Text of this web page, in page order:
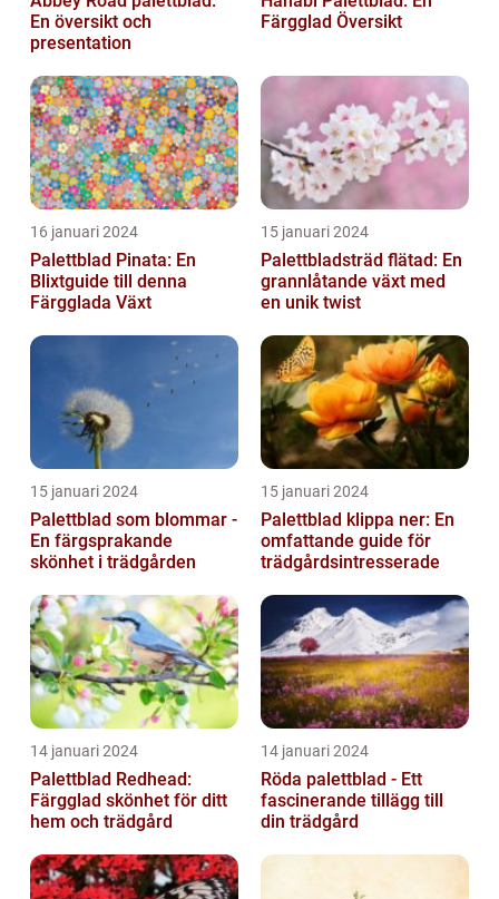
En översikt och
presentation
Färgglad Översikt
16 januari 2024
Palettblad Pinata: En
Blixtguide till denna
Färgglada Växt
15 januari 2024
Palettbladsträd flätad: En
grannlåtande växt med
en unik twist
15 januari 2024
Palettblad som blommar -
En färgsprakande
skönhet i trädgården
15 januari 2024
Palettblad klippa ner: En
omfattande guide för
trädgårdsintresserade
14 januari 2024
Palettblad Redhead:
Färgglad skönhet för ditt
hem och trädgård
14 januari 2024
Röda palettblad - Ett
fascinerande tillägg till
din trädgård